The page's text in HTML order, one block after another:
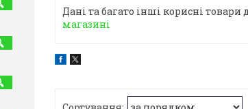
Дані та багато інші корисні товари
магазині